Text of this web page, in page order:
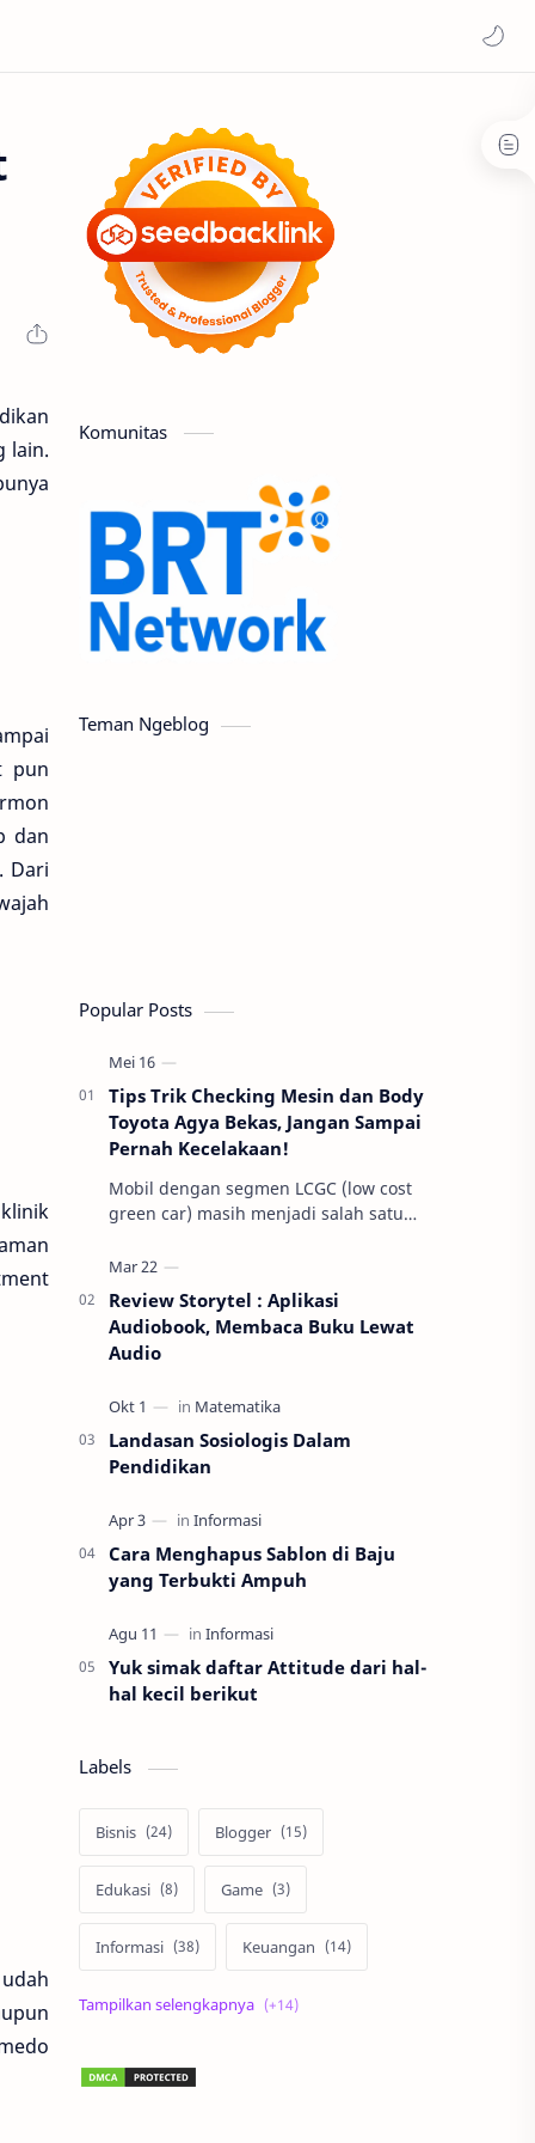
lain.
pun
dan
Dari
Komunitas
Teman Ngeblog
Popular Posts
Tips Trik Checking Mesin dan Body
Toyota Agya Bekas, Jangan Sampai
Pernah Kecelakaan!
Mobil dengan segmen LCGC (low cost
green car) masih menjadi salah satu
Indonesia. Beberapa alasan umum
mereka m…
Review Storytel : Aplikasi
Audiobook, Membaca Buku Lewat
Audio
Landasan Sosiologis Dalam
Pendidikan
Cara Menghapus Sablon di Baju
yang Terbukti Ampuh
Yuk simak daftar Attitude dari hal-
hal kecil berikut
Labels
Bisnis Blogger
Edukasi Game
Informasi Keuangan
Korea Lari